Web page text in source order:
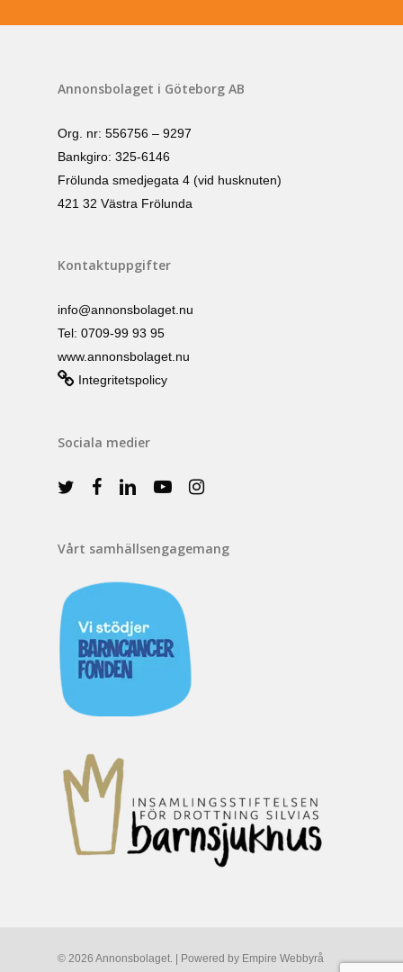
Annonsbolaget i Göteborg AB
Org. nr: 556756 – 9297
Bankgiro: 325-6146
Frölunda smedjegata 4 (vid husknuten)
421 32 Västra Frölunda
Kontaktuppgifter
info@annonsbolaget.nu
Tel: 0709-99 93 95
www.annonsbolaget.nu
Integritetspolicy
Sociala medier
Vårt samhällsengagemang
© 2026 Annonsbolaget. | Powered by Empire Webbyrå